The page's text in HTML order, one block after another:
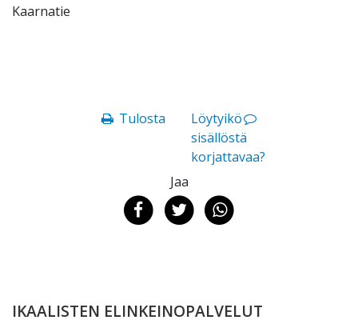
Kaarnatie
Tulosta
Löytyikö
sisällöstä
korjattavaa?
Jaa
IKAALISTEN ELINKEINOPALVELUT